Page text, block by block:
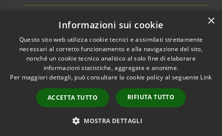
RSS
Accessibilità
Cookie
Mappa del sito
Area riservata del
Copyright © 2026 • Comune di
Taranto • Powered by
Municipium•Accesso
redazione
×
Informazioni sui cookie
Questo sito web utilizza cookie tecnici e assimilati strettamente
necessari al corretto funzionamento e alla navigazione del sito,
nonché un cookie tecnico analitico al solo fine di elaborare
informazioni statistiche, aggregate e anonime.
Per maggiori dettagli, può consultare la cookie policy al seguente Link
ACCETTA TUTTO RIFIUTA TUTTO
MOSTRA DETTAGLI